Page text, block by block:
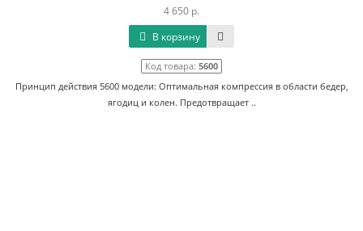
4 650 р.
В корзину
Код товара: 5600
Принцип действия 5600 модели: Оптимальная компрессия в области бедер,
ягодиц и колен. Предотвращает ..